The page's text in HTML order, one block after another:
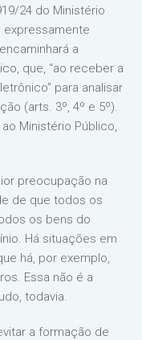
24 do Ministério
expressamente
a
que, “ao receber a
para analisar
(arts. 3º, 4º e 5º).
Ministério Público,
preocupação na
de que todos os
os bens do
Há situações em
há, por exemplo,
Essa não é a
todavia.
a formação de